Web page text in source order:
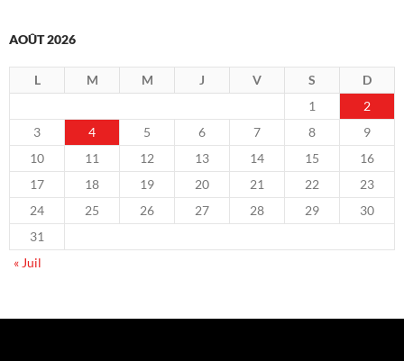
AOÛT 2026
L M M J V S
D
1
2
3
4 5 6 7 8
9
10
11 12 13 14 15
16
17
18 19 20 21 22
23
24
25 26 27 28 29
30
31
« Juil